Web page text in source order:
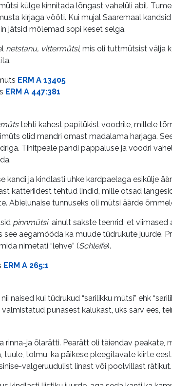
külge kinnitada lõngast vahelüli abil.
kirjaga vööti. Kui mujal Saaremaal
jätsid mõlemad sopi keset selga.
netstanu, vittermütsi, mis oli tuttmütsist välja
ERM A 13405
ERM A 447:381
tehti kahest papitükist voodrile, millele
olid mandri omast madalama harjaga.
Tihitpeale pandi pappaluse ja voodri
kandi ja kindlasti uhke kardpaelaga esikülje
katteriidest tehtud lindid, mille otsad
Abielunaise tunnuseks oli mütsi äärde
pinnmütsi ainult sakste teenrid, et
see aegamööda ka muude tüdrukute juurde.
nimetati “lehve” (Schleife).
ERM A 265:1
naised kui tüdrukud “sarilikku mütsi” ehk
valmistatud punasest kalukast, üks sarv ees,
rinna-ja õlarätti. Pearätt oli täiendav peakate,
tuule, tolmu, ka päikese pleegitavate kiirte
valgeruudulist linast või poolvillast rätikut.